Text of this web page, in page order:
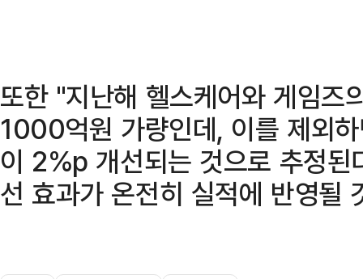
또한 "지난해 헬스케어와 게임즈
1000억원 가량인데, 이를 제외
이 2%p 개선되는 것으로 추정
선 효과가 온전히 실적에 반영될